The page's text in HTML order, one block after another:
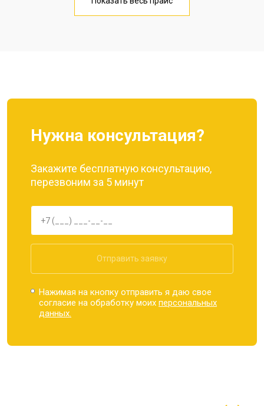
Замена кнопки включения от 1750 ₽
Нужна консультация?
Закажите бесплатную консультацию,
перезвоним за 5 минут
Отправить заявку
Нажимая на кнопку отправить я даю свое
согласие на обработку моихперсональных
данных.